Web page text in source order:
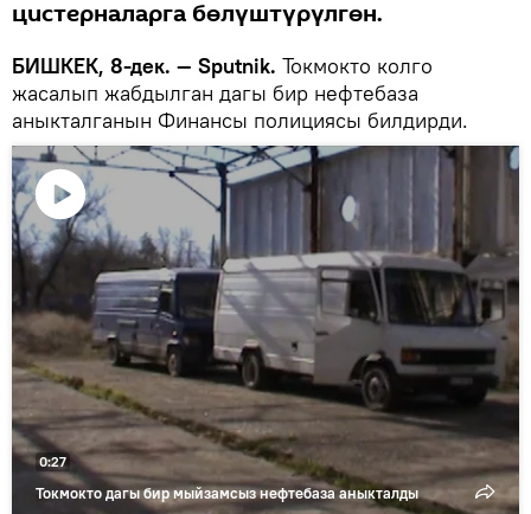
цистерналарга бөлүштүрүлгөн.
БИШКЕК, 8-дек. — Sputnik. Токмокто колго
жасалып жабдылган дагы бир нефтебаза
аныкталганын Финансы полициясы билдирди.
Видеону
көрсөтүү
Токмокто дагы бир мыйзамсыз нефтебаза аныкталды
0:27